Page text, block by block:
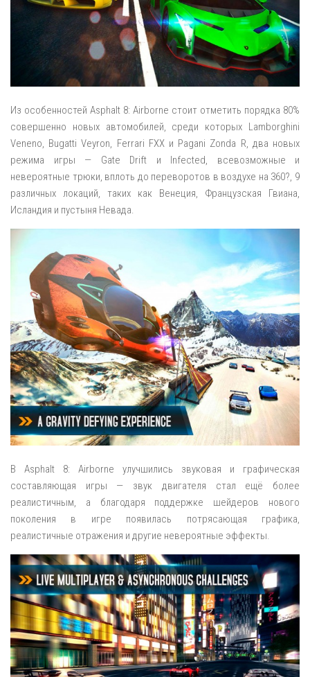
Из особенностей Asphalt 8: Airborne стоит отметить порядка 80%
совершенно новых автомобилей, среди которых Lamborghini
Veneno, Bugatti Veyron, Ferrari FXX и Pagani Zonda R, два новых
режима игры — Gate Drift и Infected, всевозможные и
невероятные трюки, вплоть до переворотов в воздухе на 360?, 9
различных локаций, таких как Венеция, Французская Гвиана,
Исландия и пустыня Невада.
В Asphalt 8: Airborne улучшились звуковая и графическая
составляющая игры — звук двигателя стал ещё более
реалистичным, а благодаря поддержке шейдеров нового
поколения в игре появилась потрясающая графика,
реалистичные отражения и другие невероятные эффекты.